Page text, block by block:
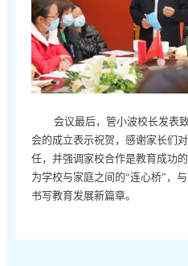
会议最后，管小波校长发表
会的成立表示祝贺，感谢家长们
任，并强调家校合作是教育成功
为学校与家庭之间的“连心桥”，
书写教育发展新篇章。